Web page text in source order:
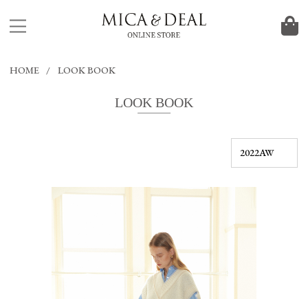
HOME LOOK BOOK
LOOK BOOK